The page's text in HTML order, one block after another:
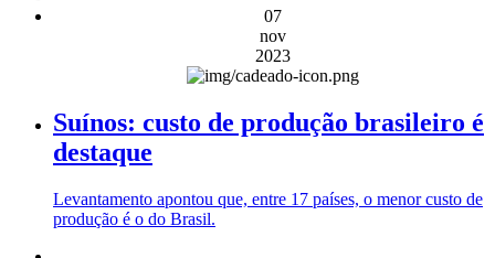
07
nov
2023
Suínos: custo de produção brasileiro é
destaque
Levantamento apontou que, entre 17 países, o menor custo de
produção é o do Brasil.